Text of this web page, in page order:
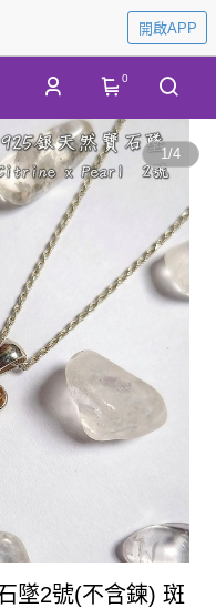
開啟APP
0
1/4
墜2號(不含鍊) 斑